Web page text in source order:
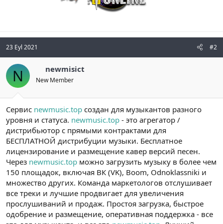
23 Eyl 2021 #2
N newmisict
New Member
Сервис newmusic.top создан для музыкантов разного
уровня и статуса. newmusic.top - это агрегатор /
дистрибьютор с прямыми контрактами для
БЕСПЛАТНОЙ дистрибуции музыки. Бесплатное
лицензирование и размещение кавер версий песен.
Через newmusic.top можно загрузить музыку в более чем
150 площадок, включая ВК (VK), Boom, Odnoklassniki и
множество других. Команда маркетологов отслушивает
все треки и лучшие продвигает для увеличения
прослушиваний и продаж. Простоя загрузка, быстрое
одобрение и размещение, оперативная поддержка - все